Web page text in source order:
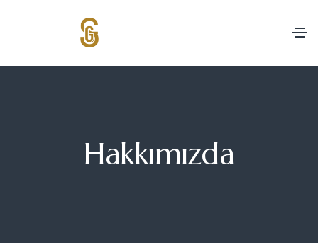
Hakkımızda